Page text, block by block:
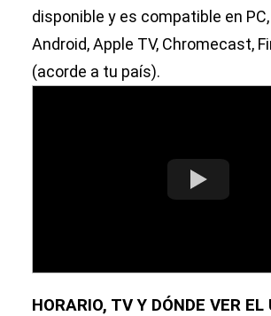
disponible y es compatible en PC,
Android, Apple TV, Chromecast,
(acorde a tu país).
HORARIO, TV Y DÓNDE VER EL